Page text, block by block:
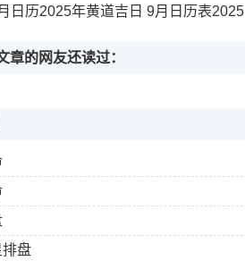
日历2025年黄道吉日 9月日历表2025
章的网友还读过：
排盘